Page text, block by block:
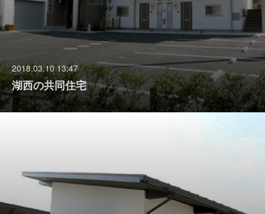
2018.03.10 13:47
湖西の共同住宅